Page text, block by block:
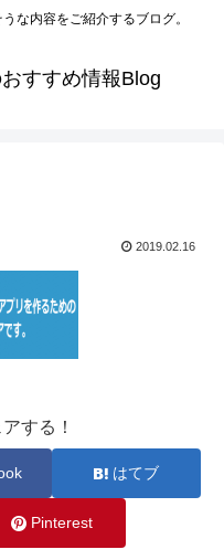
な内容をご紹介するブログ。
すすめ情報Blog
2019.02.16
する！
はてブ
Pinterest